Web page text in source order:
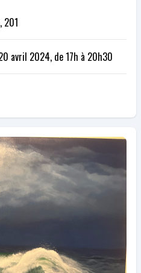
201
avril 2024, de 17h à 20h30